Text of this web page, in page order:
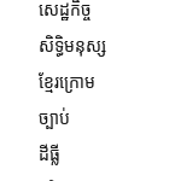
សេដ្ឋកិច្ច
សិទ្ធិមនុស្ស
ខ្មែរក្រោម
ច្បាប់
ដីធ្លី